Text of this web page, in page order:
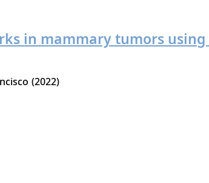
in mammary tumors using
2022